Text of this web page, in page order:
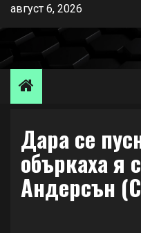
Skip
content
август 6, 2026
Дара се
объркаха я
Андерсън